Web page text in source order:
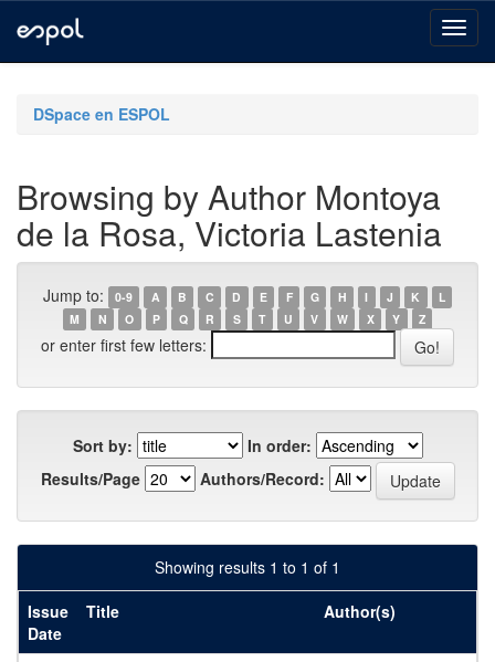
navigationDSpace en ESPOL
Browsing by Author Montoya
de la Rosa, Victoria Lastenia
Jump to: 0-9 A B C D E F G H I J K
L
M
N O P Q R S T U V W X Y Z
or enter first few letters:
Sort by:
In order:
Results/Page
Authors/Record:
Showing results 1 to 1 of 1
Issue
Date
Title Author(s)